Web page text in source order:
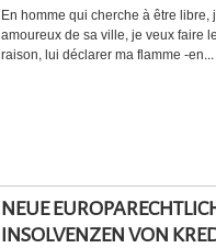
En homme qui cherche à être
amoureux de sa ville, je veux faire
raison, lui déclarer ma flamme ‐en...
NEUE
INSOLVENZEN VON